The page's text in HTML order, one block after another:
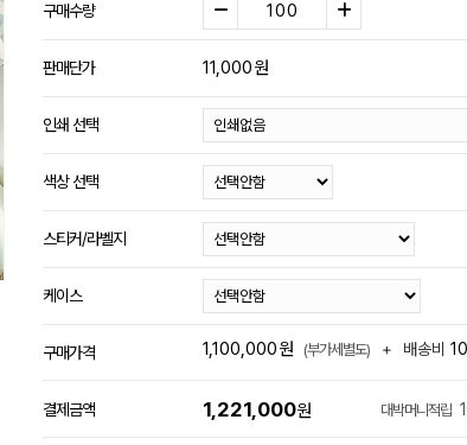
구매수량
판매단가 11,000원
인쇄 선택
색상 선택
스티커/라벨지
케이스
구매가격 1,100,000원 (부가세별도) + 배송비
결제금액 1,221,000원 대박머니적립